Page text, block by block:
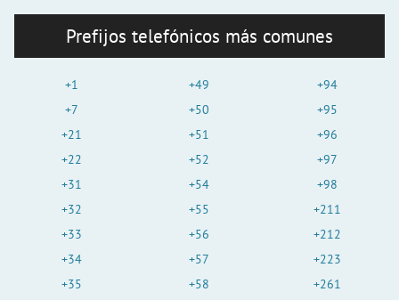
Prefijos telefónicos más comunes
+1
+7
+21
+22
+31
+32
+33
+34
+35
+49
+50
+51
+52
+54
+55
+56
+57
+58
+94
+95
+96
+97
+98
+211
+212
+223
+261